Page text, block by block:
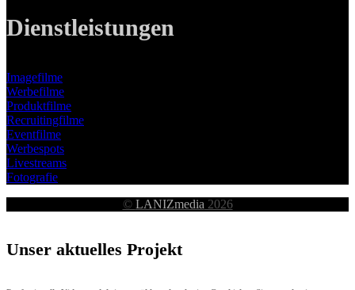
Dienstleistungen
Imagefilme
Werbefilme
Produktfilme
Recruitingfilme
Eventfilme
Werbespots
Livestreams
Fotografie
© LANIZmedia 2026
Unser aktuelles Projekt